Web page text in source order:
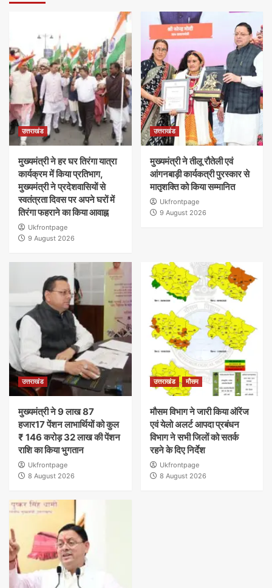
उत्तराखंड
मुख्यमंत्री ने हर घर तिरंगा यात्रा
कार्यक्रम में किया प्रतिभाग,
मुख्यमंत्री ने प्रदेशवासियों से
स्वतंत्रता दिवस पर अपने घरों में
तिरंगा फहराने का किया आवाह्न
Ukfrontpage
9 August 2026
उत्तराखंड
मुख्यमंत्री ने तीलू रौतेली एवं
आंगनबाड़ी कार्यकत्री पुरस्कार से
मातृशक्ति को किया सम्मानित
Ukfrontpage
9 August 2026
उत्तराखंड
मुख्यमंत्री ने 9 लाख 87
हजार17 पेंशन लाभार्थियों को कुल
₹ 146 करोड़ 32 लाख की पेंशन
राशि का किया भुगतान
Ukfrontpage
8 August 2026
उत्तराखंड मौसम
मौसम विभाग ने जारी किया ऑरेंज
एवं येलो अलर्ट आपदा प्रबंधन
विभाग ने सभी जिलों को सतर्क
रहने के दिए निर्देश
Ukfrontpage
8 August 2026